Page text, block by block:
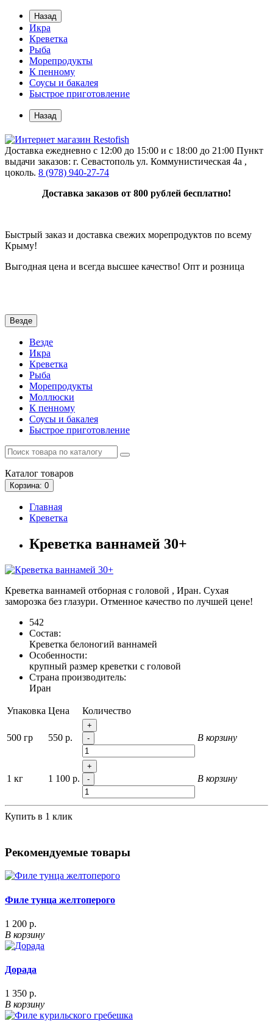
Назад
Икра
Креветка
Рыба
Морепродукты
К пенному
Соусы и бакалея
Быстрое приготовление
Назад
Доставка ежедневно с 12:00 до 15:00 и с 18:00 до 21:00 Пункт
выдачи заказов: г. Севастополь ул. Коммунистическая 4а ,
цоколь. 8 (978) 940-27-74
Доставка заказов от 800 рублей бесплатно!
Быстрый заказ и доставка свежих морепродуктов по всему
Крыму!
Выгодная цена и всегда высшее качество! Опт и розница
Везде
Везде
Икра
Креветка
Рыба
Морепродукты
Моллюски
К пенному
Соусы и бакалея
Быстрое приготовление
Каталог товаров
Корзина: 0
Главная
Креветка
Креветка ваннамей 30+
Креветка ваннамей отборная с головой , Иран. Сухая
заморозка без глазури. Отменное качество по лучшей цене!
542
Состав:
Креветка белоногий ваннамей
Особенности:
крупный размер креветки с головой
Страна производитель:
Иран
Упаковка Цена Количество
500 гр 550 р.
+
-
В корзину
1 кг 1 100 р.
+
-
В корзину
Купить в 1 клик
Рекомендуемые товары
Филе тунца желтоперого
1 200 р.
В корзину
Дорада
1 350 р.
В корзину